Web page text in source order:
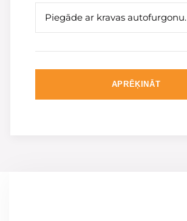
Piegāde ar kravas autofurgonu.
APRĒĶINĀT